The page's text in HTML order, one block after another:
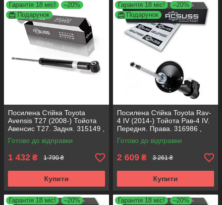
Гарантія 18 міс!
–20%
Подарунок
Посилена Стійка Toyota
Avensis T27 (2008-) Тойота
Авенсис Т27. Задня. 315149 ,
349248 KOREA Аксусс!
Готово до відправки
1 432 ₴ 1 790 ₴
Купити
Гарантія 18 міс!
–20%
Подарунок
Посилена Стійка Toyota Rav-
4 IV (2014-) Тойота Рав-4 IV.
Передня. Права. 316986 ,
339334 KOREA Аксусс!
Готово до відправки
2 609 ₴ 3 261 ₴
Купити
Гарантія 18 міс!
–20%
Гарантія 18 міс!
–20%